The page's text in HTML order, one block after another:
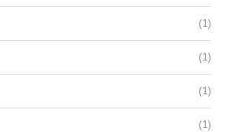
(1)
(1)
(1)
(1)